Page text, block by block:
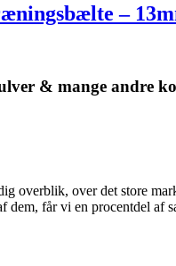
–
& mange andre
overblik, over det store
dem, får vi en procentdel af